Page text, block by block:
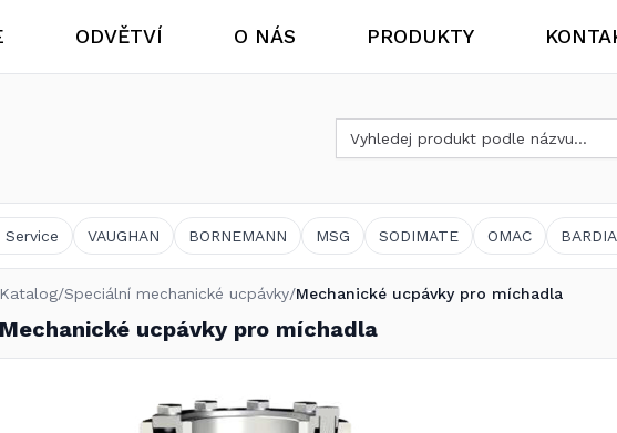
ODVĚTVÍ
Bioplynové stanice
O NÁS PRODUKTY
Vyhledat produkt
VAUGHAN BORNEMANN MSG SODIMATE OMAC
Katalog/Speciální mechanické ucpávky/Mechanické ucpávky pro míchadla
Mechanické ucpávky pro míchadla